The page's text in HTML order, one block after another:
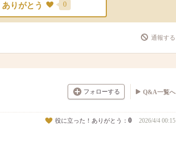
ありがとう 0
通報する
フォローする Q&A一覧へ
役に立った！ありがとう： 0 2026/4/4 00:15